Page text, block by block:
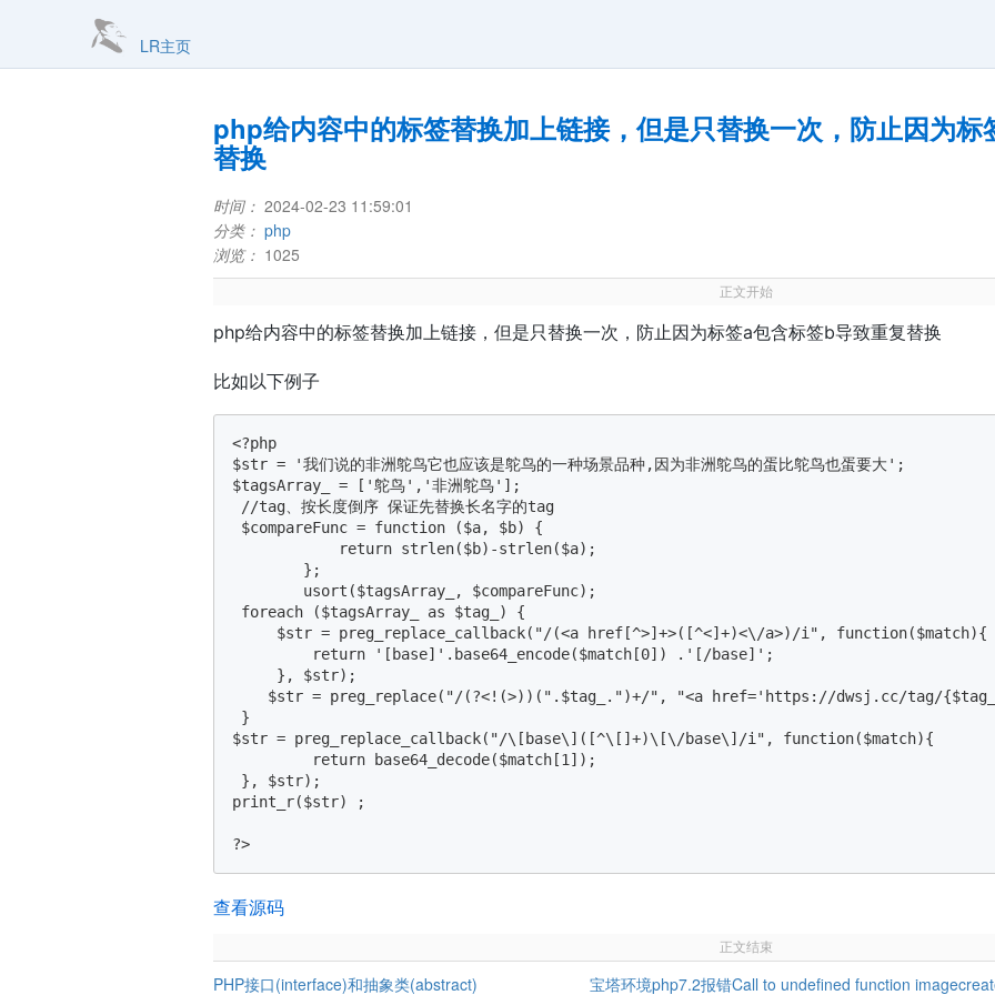
LR主页
php给内容中的标签替换加上链接，但是只替换一次，防止因为标
替换
时间： 2024-02-23 11:59:01
分类： php
浏览： 1025
正文开始
php给内容中的标签替换加上链接，但是只替换一次，防止因为标签a包含标签b导致重复替换
比如以下例子
<?php
$str = '我们说的非洲鸵鸟它也应该是鸵鸟的一种场景品种,因为非洲鸵鸟的蛋比鸵鸟也蛋要大';
$tagsArray_ = ['鸵鸟','非洲鸵鸟'];
//tag、按长度倒序 保证先替换长名字的tag
$compareFunc = function ($a, $b) {
            return strlen($b)-strlen($a);
        };
        usort($tagsArray_, $compareFunc);
foreach ($tagsArray_ as $tag_) {
     $str = preg_replace_callback("/(<a href[^>]+>([^<]+)<\/a>)/i", function($match){
         return '[base]'.base64_encode($match[0]) .'[/base]';
     }, $str);
$str = preg_replace("/(?<!(>))(".$tag_.")+/", "<a href='https://dwsj.cc/tag/
}
$str = preg_replace_callback("/\[base\]([^\[]+)\[\/base\]/i", function($match){
         return base64_decode($match[1]);
}, $str);
print_r($str) ;
查看源码
正文结束
PHP接口(interface)和抽象类(abstract) 宝塔环境php7.2报错Call to undefined function